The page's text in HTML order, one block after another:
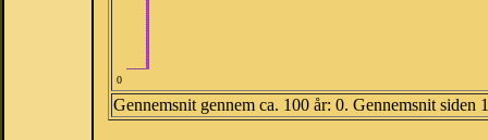
0
Gennemsnit gennem ca. 100 år: 0. Gennemsnit siden